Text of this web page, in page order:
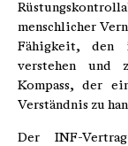
menschlicher
Fähigkeit, den
verstehen und
Kompass, der
Verständnis zu
Der INF-